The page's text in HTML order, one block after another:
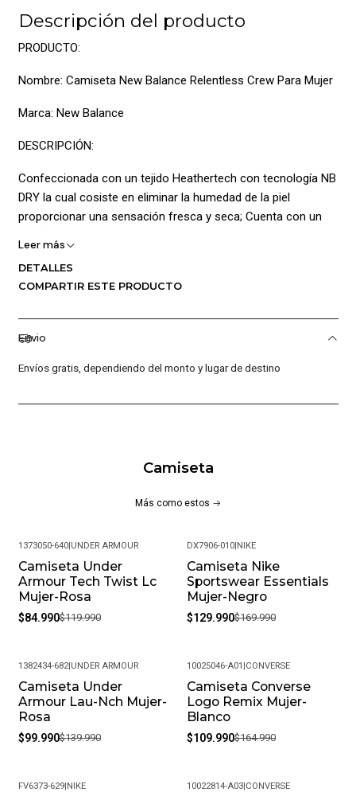
Descripción del producto
PRODUCTO:
Nombre: Camiseta New Balance Relentless Crew Para Mujer
Marca: New Balance
DESCRIPCIÓN:
Confeccionada con un tejido Heathertech con tecnología NB
DRY la cual cosiste en eliminar la humedad de la piel
proporcionar una sensación fresca y seca; Cuenta con un
para rozar el pecho, la cintura y la cadera permitiendo mayor
libertad de movimiento, de igual manera agrega Mangas
favorecedora y cobertura de longitud amplia del mismo
logo New Balance estampado en la parte frontal haciéndola
MÁS DETALLES:
Peso del paquete: 1 kg
Modelo: WT11190-VO2
Meses de garantía: 1
Garantía: Por defectos de fábrica
Condición: Nuevo
SKU: WT11190-VO2_XS
Leer más
DETALLES
COMPARTIR ESTE PRODUCTO
Envio
Envíos gratis, dependiendo del monto y lugar de destino
Camiseta
Más como estos
-29%
1373050-640|UNDER ARMOUR
Camiseta Under
Armour Tech Twist Lc
Mujer-Rosa
$84.990$119.990
-24%
DX7906-010|NIKE
Camiseta Nike
Sportswear Essentials
Mujer-Negro
$129.990$169.990
-29%
1382434-682|UNDER ARMOUR
Camiseta Under
Armour Lau-Nch Mujer-
Rosa
$99.990$139.990
-33%
10025046-A01 |CONVERSE
Camiseta Converse
Logo Remix Mujer-
Blanco
$109.990$164.990
FV6373-629|NIKE 10022814-A03|CONVERSE